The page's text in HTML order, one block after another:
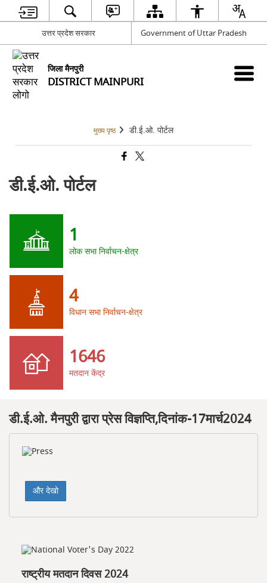
उत्तर प्रदेश सरकार Government of Uttar Pradesh
जिला मैनपुरी
DISTRICT MAINPURI
मुख्य पृष्ठ डी.ई.ओ. पोर्टल
डी.ई.ओ. पोर्टल
1
लोक सभा निर्वाचन-क्षेत्र
4
विधान सभा निर्वाचन-क्षेत्र
1646
मतदान केंद्र
डी.ई.ओ. मैनपुरी द्वारा प्रेस विज्ञप्ति,दिनांक-17मार्च2024
और देखो
राष्ट्रीय मतदान दिवस 2024